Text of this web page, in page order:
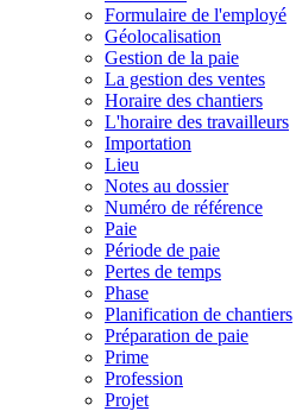
Formulaire de l'employé
Géolocalisation
Gestion de la paie
La gestion des ventes
Horaire des chantiers
L'horaire des travailleurs
Importation
Lieu
Notes au dossier
Numéro de référence
Paie
Période de paie
Pertes de temps
Phase
Planification de chantiers
Préparation de paie
Prime
Profession
Projet